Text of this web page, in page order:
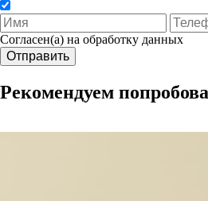
Согласен(а) на обработку данных
Отправить
Рекомендуем